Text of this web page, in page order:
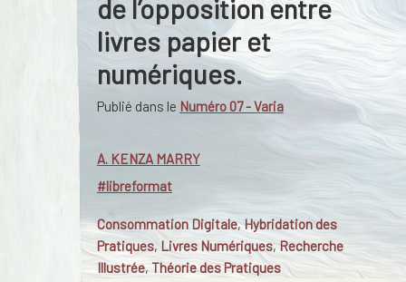
de l’opposition entre
livres papier et
numériques.
Publié dans le Numéro 07 - Varia
A. KENZA MARRY
#libreformat
Consommation Digitale,Hybridation des
Pratiques, Livres Numériques, Recherche
Illustrée, Théorie des Pratiques